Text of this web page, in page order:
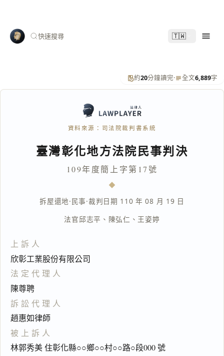
快速搜尋 🇹🇼
約20分鐘讀完· 全文6,889字
資料來源：司法院裁判書系統
臺灣彰化地方法院民事判決
109年度簡上字第17號
拆屋還地·民事·裁判日期 110 年 08 月 19 日
法官邱志平 、 陳弘仁 、 王姿婷
上訴人
欣彰工業股份有限公司
法定代理人
陳尊聘
訴訟代理人
趙惠如律師
被上訴人
林郭秀美 住彰化縣○○鄉○○村○○路○段000 號